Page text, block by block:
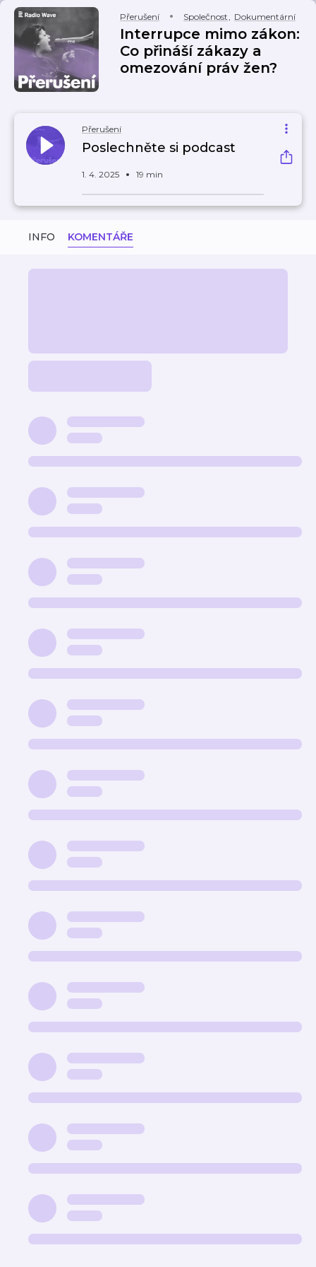
Přerušení Společnost, Dokumentární
Interrupce mimo zákon:
Co přináší zákazy a
omezování práv žen?
Přerušení
Poslechněte si podcast
1. 4. 2025 19 min
INFO KOMENTÁŘE